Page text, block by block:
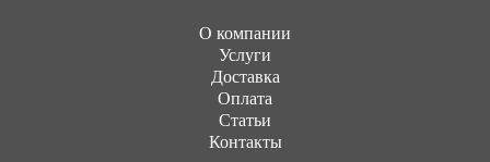
О компании
Услуги
Доставка
Оплата
Статьи
Контакты